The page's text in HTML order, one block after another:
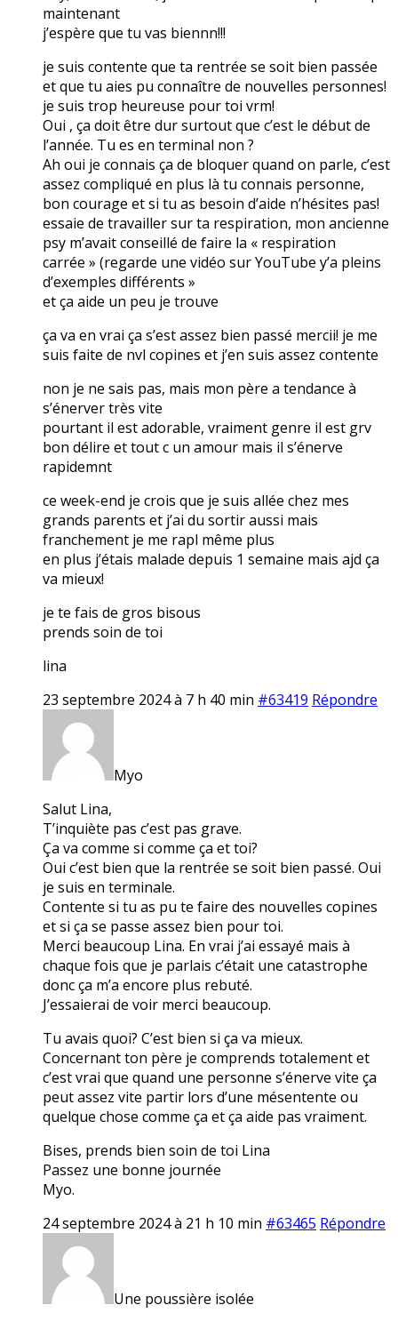
maintenant
j’espère que tu vas biennn!!!
je suis contente que ta rentrée se soit bien passée
et que tu aies pu connaître de nouvelles personnes!
je suis trop heureuse pour toi vrm!
Oui , ça doit être dur surtout que c’est le début de
l’année. Tu es en terminal non ?
Ah oui je connais ça de bloquer quand on parle, c’est
assez compliqué en plus là tu connais personne,
bon courage et si tu as besoin d’aide n’hésites pas!
essaie de travailler sur ta respiration, mon ancienne
psy m’avait conseillé de faire la « respiration
carrée » (regarde une vidéo sur YouTube y’a pleins
d’exemples différents »
et ça aide un peu je trouve
ça va en vrai ça s’est assez bien passé mercii! je me
suis faite de nvl copines et j’en suis assez contente
non je ne sais pas, mais mon père a tendance à
s’énerver très vite
pourtant il est adorable, vraiment genre il est grv
bon délire et tout c un amour mais il s’énerve
rapidemnt
ce week-end je crois que je suis allée chez mes
grands parents et j’ai du sortir aussi mais
franchement je me rapl même plus
en plus j’étais malade depuis 1 semaine mais ajd ça
va mieux!
je te fais de gros bisous
prends soin de toi
lina
23 septembre 2024 à 7 h 40 min #63419 Répondre
Myo
Salut Lina,
T’inquiète pas c’est pas grave.
Ça va comme si comme ça et toi?
Oui c’est bien que la rentrée se soit bien passé. Oui
je suis en terminale.
Contente si tu as pu te faire des nouvelles copines
et si ça se passe assez bien pour toi.
Merci beaucoup Lina. En vrai j’ai essayé mais à
chaque fois que je parlais c’était une catastrophe
donc ça m’a encore plus rebuté.
J’essaierai de voir merci beaucoup.
Tu avais quoi? C’est bien si ça va mieux.
Concernant ton père je comprends totalement et
c’est vrai que quand une personne s’énerve vite ça
peut assez vite partir lors d’une mésentente ou
quelque chose comme ça et ça aide pas vraiment.
Bises, prends bien soin de toi Lina
Passez une bonne journée
Myo.
24 septembre 2024 à 21 h 10 min #63465 Répondre
Une poussière isolée